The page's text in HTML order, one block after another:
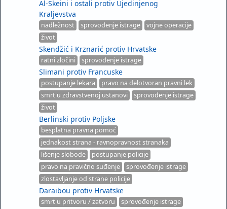
Al-Skeini i ostali protiv Ujedinjenog
Kraljevstva
nadležnost sprovođenje istrage
vojne operacije
život
Skendžić i Krznarić protiv Hrvatske
ratni zločini sprovođenje istrage
Slimani protiv Francuske
postupanje lekara
pravo na delotvoran pravni lek
smrt u zdravstvenoj ustanovi
sprovođenje istrage
život
Berlinski protiv Poljske
besplatna pravna pomoć
jednakost strana - ravnopravnost stranaka
lišenje slobode
postupanje policije
pravo na pravično suđenje
sprovođenje istrage
zlostavljanje od strane policije
Daraibou protiv Hrvatske
smrt u pritvoru / zatvoru
sprovođenje istrage